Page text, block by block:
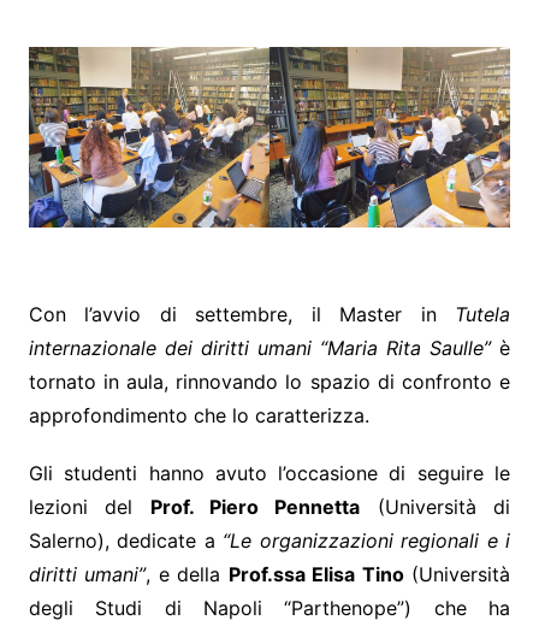
Con l’avvio di settembre, il Master in Tutela
internazionale dei diritti umani “Maria Rita Saulle”è
tornato in aula, rinnovando lo spazio di confronto e
approfondimento che lo caratterizza.
Gli studenti hanno avuto l’occasione di seguire le
lezioni del Prof. Piero Pennetta (Università di
Salerno), dedicate a “Le organizzazioni regionali e i
diritti umani”, e della Prof.ssa Elisa Tino(Università
degli Studi di Napoli “Parthenope”) che ha